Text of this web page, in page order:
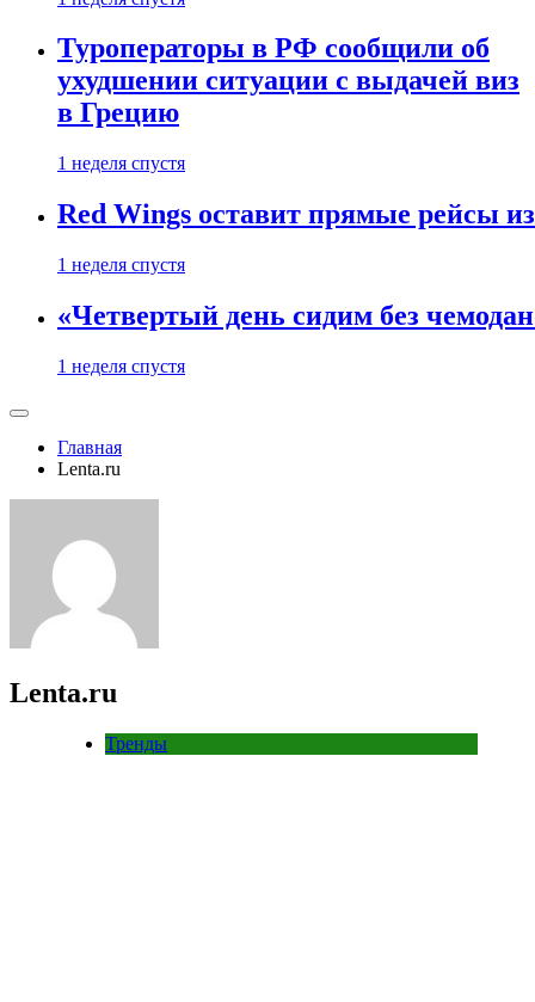
Туроператоры в РФ сообщили об
ухудшении ситуации с выдачей виз
в Грецию
1 неделя спустя
Red Wings оставит прямые рейсы
1 неделя спустя
«Четвертый день сидим без
1 неделя спустя
Главная
Lenta.ru
Lenta.ru
Тренды